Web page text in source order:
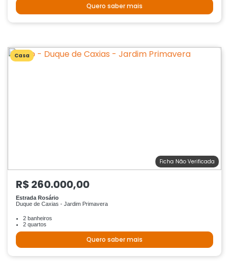
Quero saber mais
Casa
Ficha Não Verificada
R$ 260.000,00
Estrada Rosário
Duque de Caxias - Jardim Primavera
2 banheiros
2 quartos
Quero saber mais